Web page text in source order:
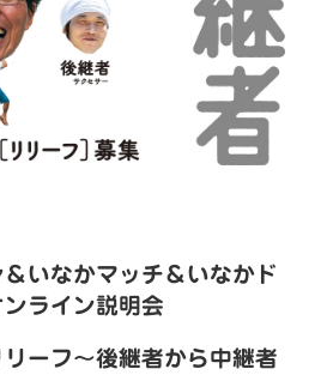
いなかマッチ＆いなかド
ライン説明会
ーフ〜後継者から中継者